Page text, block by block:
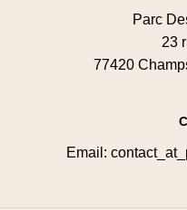
Parc
23
77420
Email: